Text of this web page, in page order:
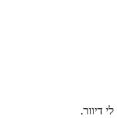
דיוור.